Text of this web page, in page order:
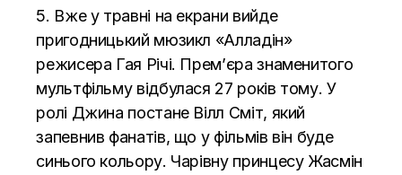
5. Вже у травні на екрани вийде
пригодницький мюзикл «Алладін»
режисера Гая Річі. Прем’єра знаменитого
мультфільму відбулася 27 років тому. У
ролі Джина постане Вілл Сміт, який
запевнив фанатів, що у фільмів він буде
синього кольору. Чарівну принцесу Жасмін